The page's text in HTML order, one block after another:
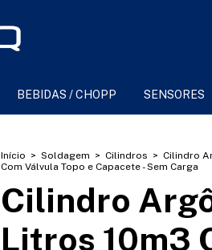
BEBIDAS / CHOPP SENSORES
Início > Soldagem > Cilindros > Cilindro
Com Válvula Topo e Capacete - Sem Carga
Cilindro
Litros 10m3